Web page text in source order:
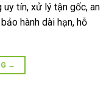
tín, xử lý tận gốc, an
hành dài hạn, hỗ
→